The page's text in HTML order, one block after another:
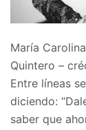
María
Quintero –
Entre líneas
diciendo:
saber que